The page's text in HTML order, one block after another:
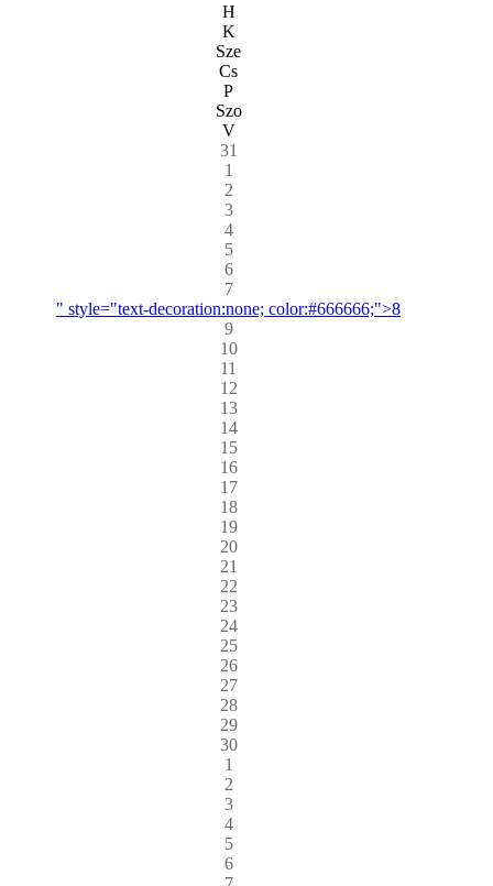
H
K
Sze
Cs
P
Szo
V
31
1
2
3
4
5
6
7
" style="text-decoration:none; color:#666666;">8
9
10
11
12
13
14
15
16
17
18
19
20
21
22
23
24
25
26
27
28
29
30
1
2
3
4
5
6